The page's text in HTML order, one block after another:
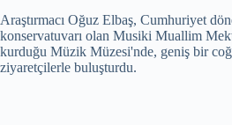
Araştırmacı Oğuz Elbaş, Cumhuriyet
konservatuvarı olan Musiki Muallim
kurduğu Müzik Müzesi'nde, geniş bir
ziyaretçilerle buluşturdu.